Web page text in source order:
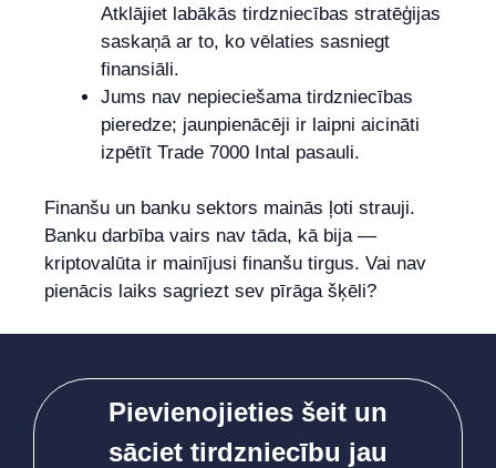
Atklājiet labākās tirdzniecības stratēģijas
saskaņā ar to, ko vēlaties sasniegt
finansiāli.
Jums nav nepieciešama tirdzniecības
pieredze; jaunpienācēji ir laipni aicināti
izpētīt Trade 7000 Intal pasauli.
Finanšu un banku sektors mainās ļoti strauji.
Banku darbība vairs nav tāda, kā bija —
kriptovalūta ir mainījusi finanšu tirgus. Vai nav
pienācis laiks sagriezt sev pīrāga šķēli?
Pievienojieties šeit un
sāciet tirdzniecību jau